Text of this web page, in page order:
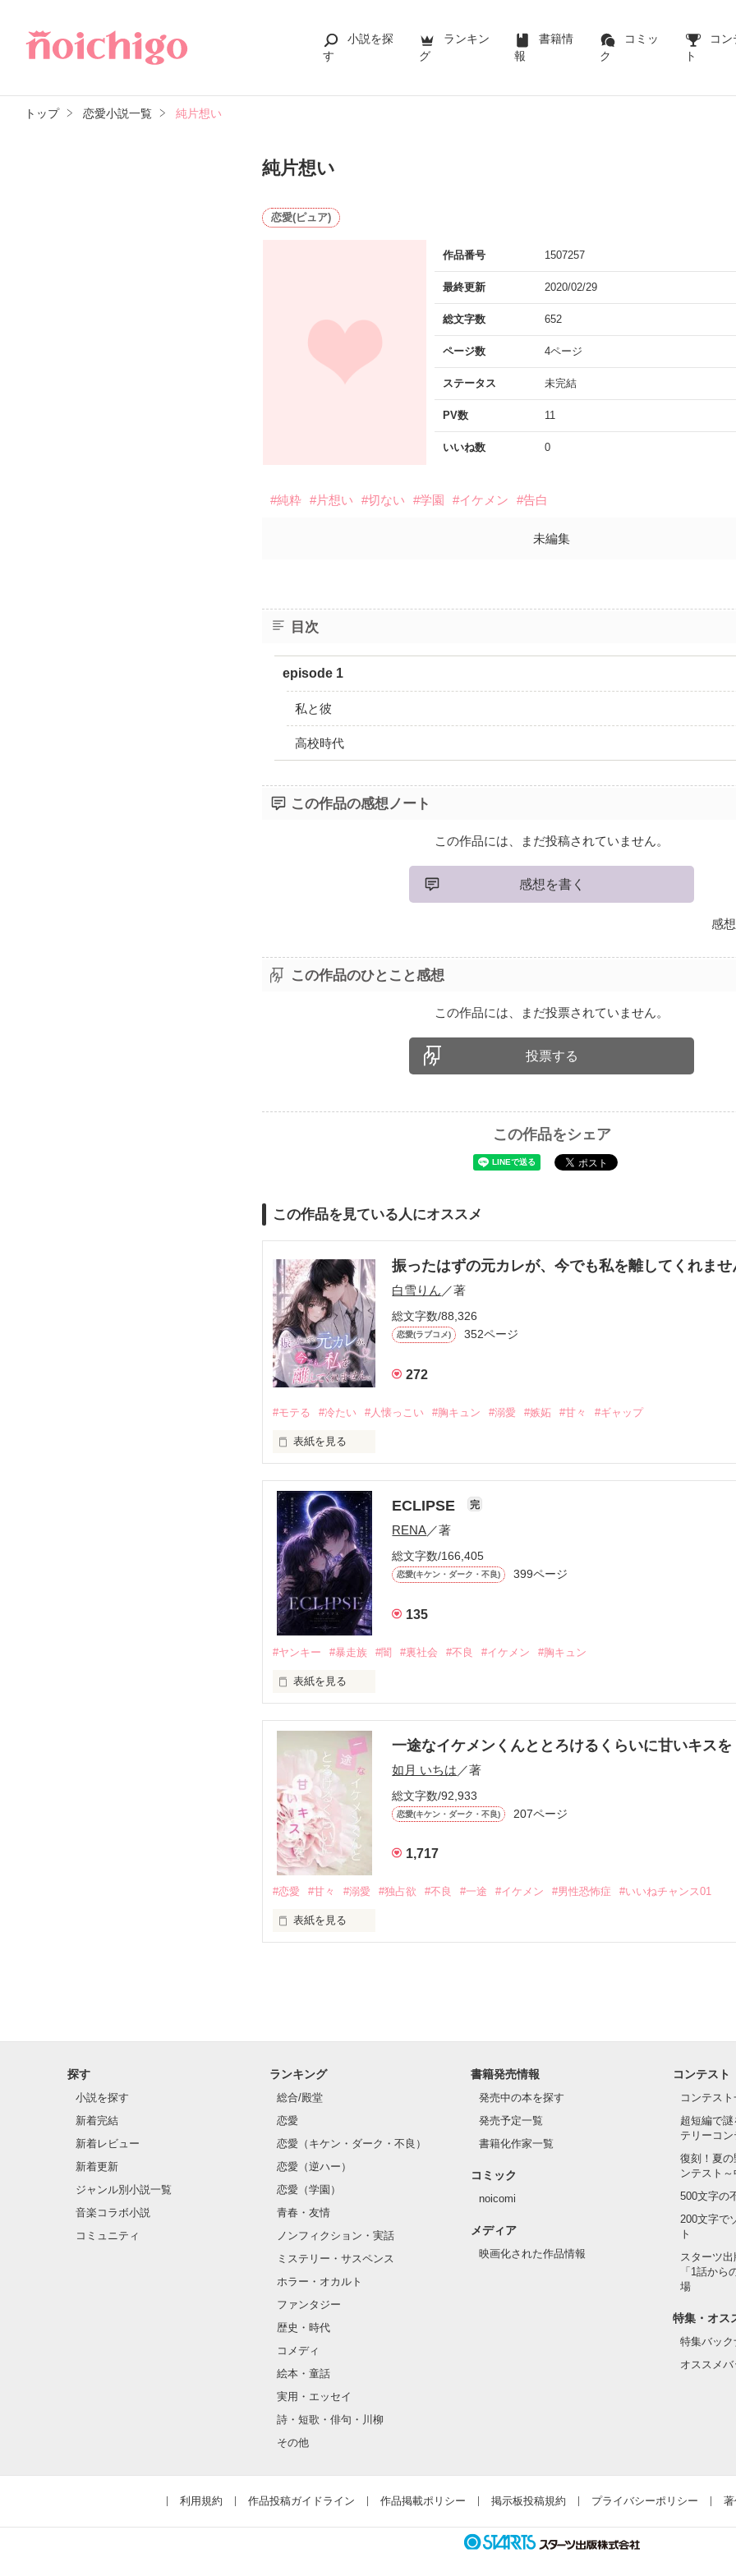
小説を探
す
ランキン
グ
書籍情
報
コミッ
ク
コ
ト
トップ 恋愛小説一覧 純片想い
純片想い
恋愛(ピュア)
作品番号 1507257
最終更新 2020/02/29
総文字数 652
ページ数 4ページ
ステータス 未完結
PV数 11
いいね数 0
#純粋 #片想い #切ない #学園 #イケメン #告白
未編集
目次
episode 1
私と彼
高校時代
この作品の感想ノート
この作品には、まだ投稿されていません。
感想を書く
感
この作品のひとこと感想
この作品には、まだ投票されていません。
投票する
この作品をシェア
この作品を見ている人にオススメ
振ったはずの元カレが、今でも私を離してくれま
白雪りん ／著
総文字数/88,326
恋愛(ラブコメ) 352ページ
272
#モテる #冷たい #人懐っこい #胸キュン #溺愛 #嫉妬 #甘々 #ギャップ
表紙を見る
モテる人を好きになるのが怖かった。
だから私は、中学時代に大好きだった彼を自分から振った。
もう会うことはないと思っていたのに、
高校生になって再会した彼は、隣の学校で”王子様”と呼ばれる人気者になっていた。
他の女の子には冷たいのに
「澪ちゃん。」
それは止まっていた恋が再び動き始める合図──。
✨.ﾟ･*..☆.｡.:*✨.☆.｡.:. *:ﾟ✨.ﾟ･*..☆.｡.:*✨
人見知りだけど優しい無自覚だけどモテる
冴木澪-SaekiMio
×
基本女子に冷たいのに澪にはわんこ男子になる
篠宮光-ShinomiyaHikaru
✨.ﾟ･*..☆.｡.:*✨.☆.｡.:. *:ﾟ✨.ﾟ･*..☆.｡.:*✨
ECLIPSE 完
RENA／著
総文字数/166,405
恋愛(キケン・ダーク・不良) 399ページ
135
#ヤンキー #暴走族 #闇 #裏社会 #不良 #イケメン #胸キュン
表紙を見る
一途なイケメンくんととろけるくらいに甘いキスを
如月 いちは ／著
総文字数/92,933
恋愛(キケン・ダーク・不良) 207ページ
1,717
#恋愛 #甘々 #溺愛 #独占欲 #不良 #一途 #イケメン #男性恐怖症 #いいねチャンス01
表紙を見る
クラス替えをして隣の席になったのは────
金髪に近い明るい髪色
片耳には琥珀色のピアス
ほとんど笑顔なんて見せたことがなくてぶっきらぼう
そんな性格と見た目のせいで学校中のみんなから
怖くて近づいてはいけない人だと思っていたのに
「なんかあったら連絡して。すぐ助けに行く」
噂や見た目とは違って、私にはすごく優しい
天地くんは私にとってヒーローのような人だった。
探す
小説を探す
新着完結
新着レビュー
新着更新
ジャンル別小説一覧
音楽コラボ小説
コミュニティ
ランキング
総合/殿堂
恋愛
恋愛（キケン・ダーク・不良）
恋愛（逆ハー）
恋愛（学園）
青春・友情
ノンフィクション・実話
ミステリー・サスペンス
ホラー・オカルト
ファンタジー
歴史・時代
コメディ
絵本・童話
実用・エッセイ
詩・短歌・俳句・川柳
その他
書籍発売情報
発売中の本を探す
発売予定一覧
書籍化作家一覧
コミック
noicomi
メディア
映画化された作品情報
コンテスト
コンテス
超短編で
テリーコ
復刻！夏
ンテスト
500文字の
200文字で
ト
スターツ
「1話から
場
特集・オス
特集バッ
オススメ
利用規約 作品投稿ガイドライン 作品掲載ポリシー 掲示板投稿規約 プライバシーポリシー